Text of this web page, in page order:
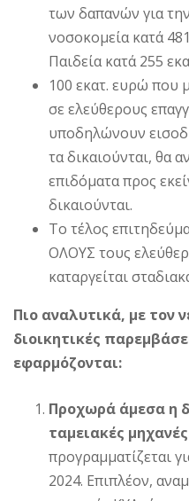
των δαπανών για
νοσοκομεία κατά
Παιδεία κατά 255
100 εκατ. ευρώ που
σε ελεύθερους
υποδηλώνουν
τα δικαιούνται, θα
επιδόματα προς
δικαιούνται.
Το τέλος
ΟΛΟΥΣ τους
καταργείται
Πιο αναλυτικά, με τον
διοικητικές
εφαρμόζονται:
Προχωρά άμεσα η
ταμειακές
προγραμματίζεται
2024. Επιπλέον,